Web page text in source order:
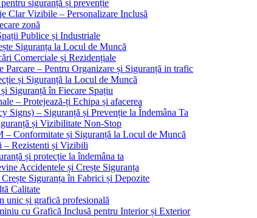
siguranță și prevenție
Clar Vizibile – Personalizare Inclusă
zonă
Publice și Industriale
Siguranța la Locul de Muncă
Comerciale și Rezidențiale
Parcare – Pentru Organizare și Siguranță in trafic
și Siguranță la Locul de Muncă
Siguranță în Fiecare Spațiu
– Protejează-ți Echipa și afacerea
Signs) – Siguranță și Prevenție la Îndemâna Ta
și Vizibilitate Non-Stop
– Conformitate și Siguranță la Locul de Muncă
– Rezistenti și Vizibili
și protecție la îndemâna ta
Accidentele și Crește Siguranța
Siguranța în Fabrici și Depozite
Calitate
unic și grafică profesională
cu Grafică Inclusă pentru Interior și Exterior